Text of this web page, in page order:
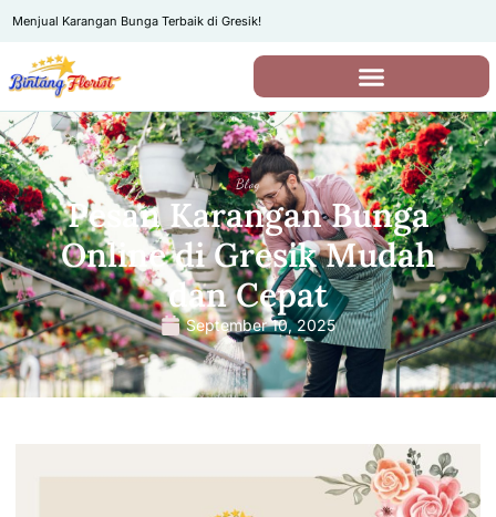
Menjual Karangan Bunga Terbaik di Gresik!
Blog
Pesan Karangan Bunga
Online di Gresik Mudah
dan Cepat
September 10, 2025